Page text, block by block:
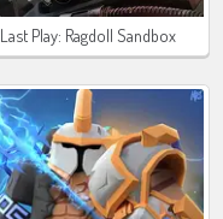
Last Play: Ragdoll Sandbox